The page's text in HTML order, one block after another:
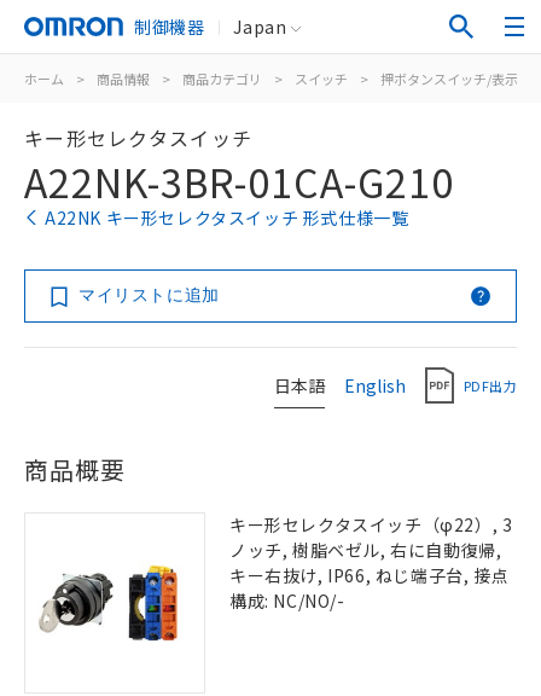
制御機器 Japan
ホーム > 商品情報 > 商品カテゴリ > スイッチ > 押ボタンスイッチ/表示灯
キー形セレクタスイッチ
A22NK-3BR-01CA-G210
A22NK キー形セレクタスイッチ 形式仕様一覧
マイリストに追加
日本語 English PDF出力
商品概要
キー形セレクタスイッチ（φ22）, 3
ノッチ, 樹脂ベゼル, 右に自動復帰,
キー右抜け, IP66, ねじ端子台, 接点
構成: NC/NO/-